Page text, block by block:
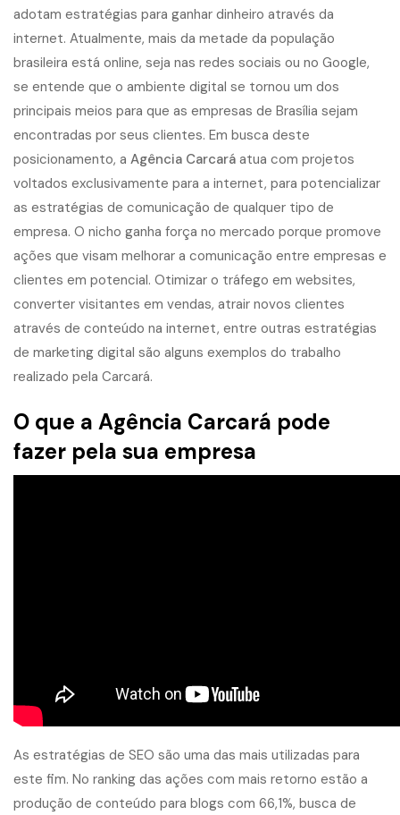
adotam estratégias para ganhar dinheiro através da
internet. Atualmente, mais da metade da população
brasileira está online, seja nas redes sociais ou no Google,
se entende que o ambiente digital se tornou um dos
principais meios para que as empresas de Brasília sejam
encontradas por seus clientes. Em busca deste
posicionamento, a Agência Carcará atua com projetos
voltados exclusivamente para a internet, para potencializar
as estratégias de comunicação de qualquer tipo de
empresa. O nicho ganha força no mercado porque promove
ações que visam melhorar a comunicação entre empresas e
clientes em potencial. Otimizar o tráfego em websites,
converter visitantes em vendas, atrair novos clientes
através de conteúdo na internet, entre outras estratégias
de marketing digital são alguns exemplos do trabalho
realizado pela Carcará.
O que a Agência Carcará pode
fazer pela sua empresa
As estratégias de SEO são uma das mais utilizadas para
este fim. No ranking das ações com mais retorno estão a
produção de conteúdo para blogs com 66,1%, busca de